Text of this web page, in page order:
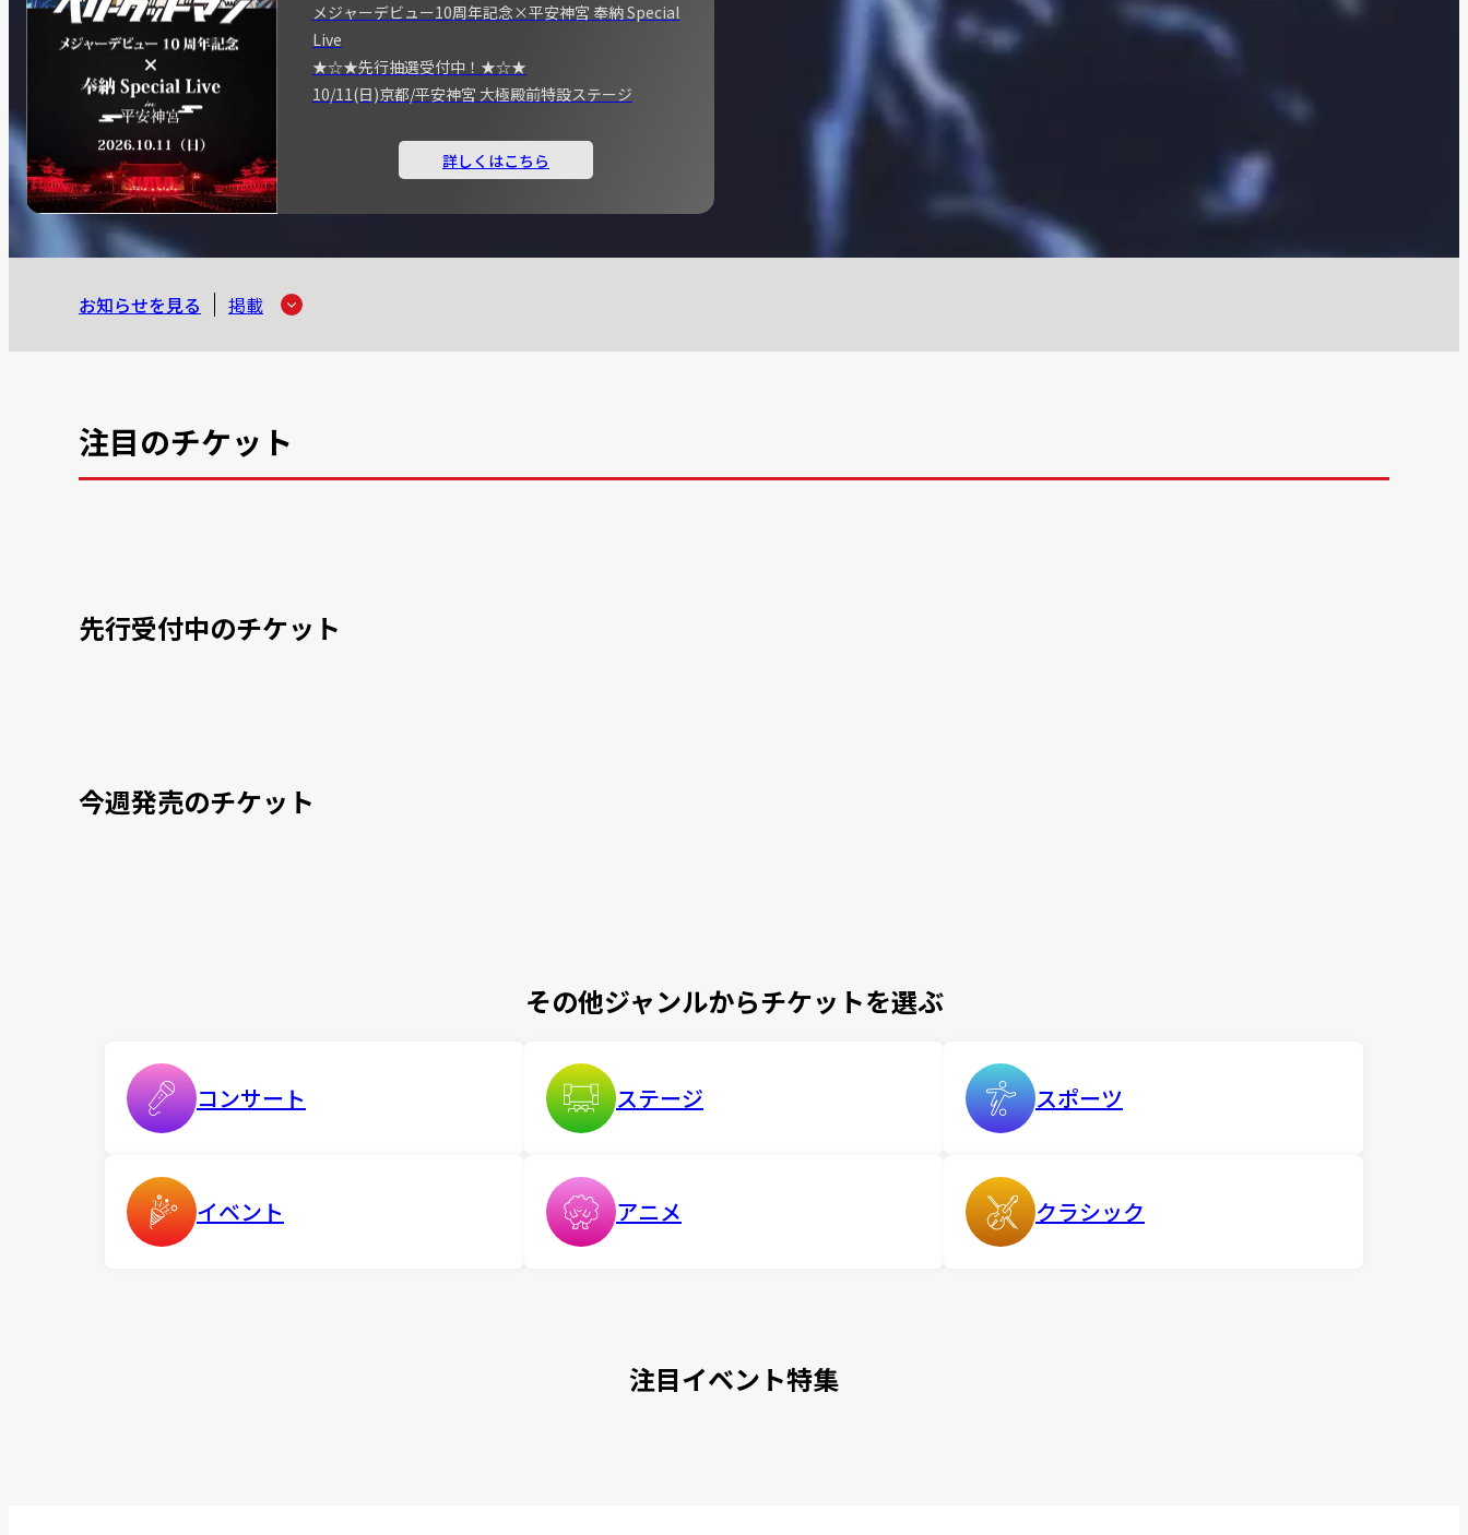
メジャーデビュー10周年記念×平安神宮 奉納 Special
Live
★☆★先行抽選受付中！★☆★
10/11(日)京都/平安神宮 大極殿前特設ステージ
詳しくはこちら
お知らせを見る 掲載
注目のチケット
先行受付中のチケット
今週発売のチケット
その他ジャンルからチケットを選ぶ
コンサート ステージ スポーツ
イベント アニメ クラシック
注目イベント特集